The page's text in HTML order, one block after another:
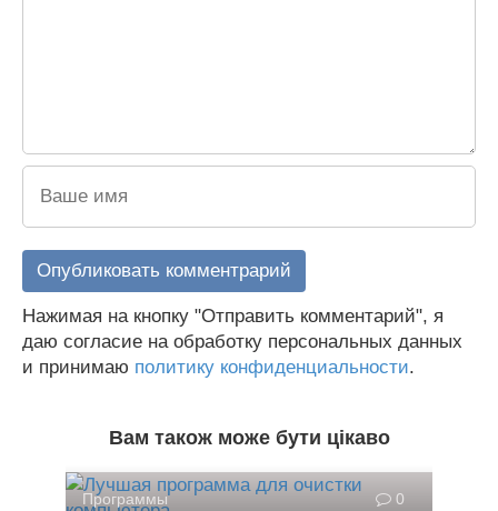
Нажимая на кнопку "Отправить комментарий", я
даю согласие на обработку персональных данных
и принимаю политику конфиденциальности.
Вам також може бути цікаво
Программы 0